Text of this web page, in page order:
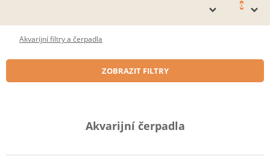
0
Akvarijní filtry a čerpadla
ZOBRAZIT FILTRY
Akvarijní čerpadla